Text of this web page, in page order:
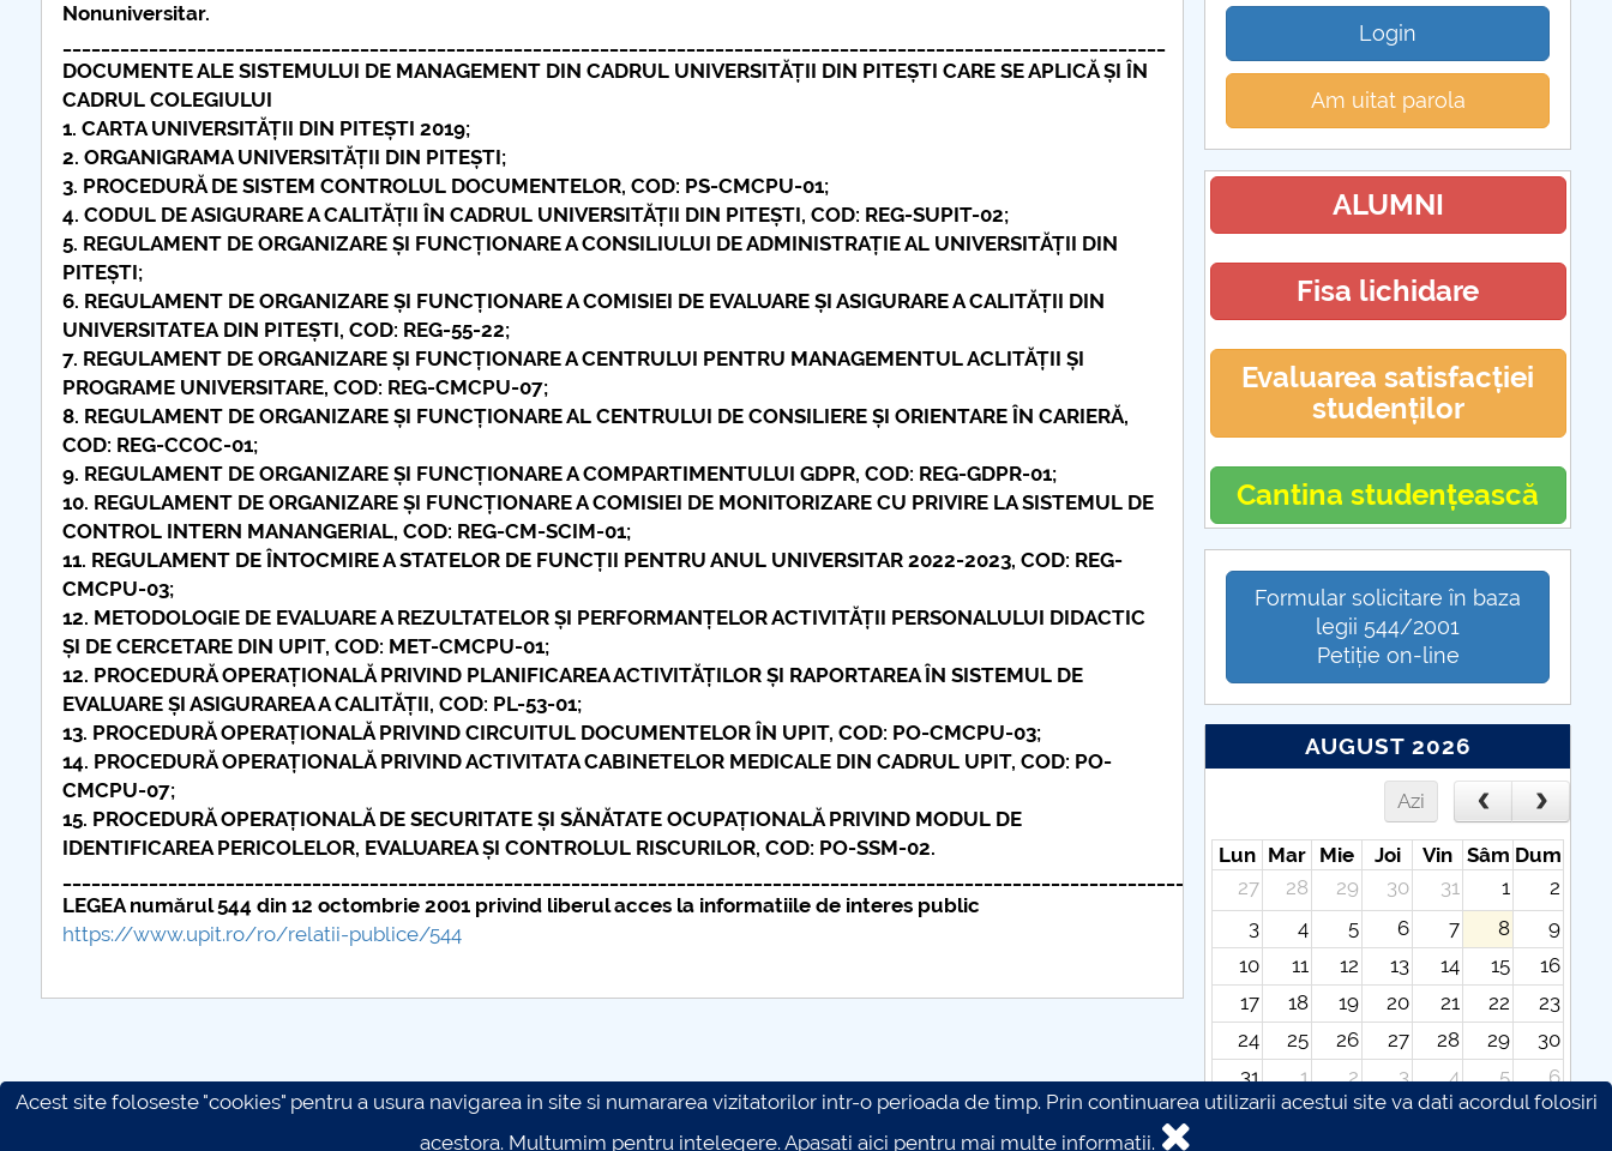
Nonuniversitar.
DOCUMENTE ALE SISTEMULUI DE MANAGEMENT DIN CADRUL UNIVERSITĂȚII DIN PITEȘTI CARE SE APLICĂ ȘI ÎN
CADRUL COLEGIULUI
1. CARTA UNIVERSITĂȚII DIN PITEȘTI 2019;
2. ORGANIGRAMA UNIVERSITĂȚII DIN PITEȘTI;
3. PROCEDURĂ DE SISTEM CONTROLUL DOCUMENTELOR, COD: PS-CMCPU-01;
4. CODUL DE ASIGURARE A CALITĂȚII ÎN CADRUL UNIVERSITĂȚII DIN PITEȘTI, COD: REG-SUPIT-02;
5. REGULAMENT DE ORGANIZARE ȘI FUNCȚIONARE A CONSILIULUI DE ADMINISTRAȚIE AL UNIVERSITĂȚII DIN
PITEȘTI;
6. REGULAMENT DE ORGANIZARE ȘI FUNCȚIONARE A COMISIEI DE EVALUARE ȘI ASIGURARE A CALITĂȚII DIN
UNIVERSITATEA DIN PITEȘTI, COD: REG-55-22;
7. REGULAMENT DE ORGANIZARE ȘI FUNCȚIONARE A CENTRULUI PENTRU MANAGEMENTUL ACLITĂȚII ȘI
PROGRAME UNIVERSITARE, COD: REG-CMCPU-07;
8. REGULAMENT DE ORGANIZARE ȘI FUNCȚIONARE AL CENTRULUI DE CONSILIERE ȘI ORIENTARE ÎN CARIERĂ,
COD: REG-CCOC-01;
9. REGULAMENT DE ORGANIZARE ȘI FUNCȚIONARE A COMPARTIMENTULUI GDPR, COD: REG-GDPR-01;
10. REGULAMENT DE ORGANIZARE ȘI FUNCȚIONARE A COMISIEI DE MONITORIZARE CU PRIVIRE LA SISTEMUL DE
CONTROL INTERN MANANGERIAL, COD: REG-CM-SCIM-01;
11. REGULAMENT DE ÎNTOCMIRE A STATELOR DE FUNCȚII PENTRU ANUL UNIVERSITAR 2022-2023, COD: REG-
CMCPU-03;
12. METODOLOGIE DE EVALUARE A REZULTATELOR ȘI PERFORMANȚELOR ACTIVITĂȚII PERSONALULUI DIDACTIC
ȘI DE CERCETARE DIN UPIT, COD: MET-CMCPU-01;
12. PROCEDURĂ OPERAȚIONALĂ PRIVIND PLANIFICAREA ACTIVITĂȚILOR ȘI RAPORTAREA ÎN SISTEMUL DE
EVALUARE ȘI ASIGURAREA A CALITĂȚII, COD: PL-53-01;
13. PROCEDURĂ OPERAȚIONALĂ PRIVIND CIRCUITUL DOCUMENTELOR ÎN UPIT, COD: PO-CMCPU-03;
14. PROCEDURĂ OPERAȚIONALĂ PRIVIND ACTIVITATA CABINETELOR MEDICALE DIN CADRUL UPIT, COD: PO-
CMCPU-07;
15. PROCEDURĂ OPERAȚIONALĂ DE SECURITATE ȘI SĂNĂTATE OCUPAȚIONALĂ PRIVIND MODUL DE
IDENTIFICAREA PERICOLELOR, EVALUAREA ȘI CONTROLUL RISCURILOR, COD: PO-SSM-02.
___________________________________________________________________________________________________________________________________________________________
LEGEA numărul 544 din 12 octombrie 2001 privind liberul acces la informatiile de interes public
https://www.upit.ro/ro/relatii-publice/544
Login
Am uitat parola
ALUMNI
Fisa lichidare
Evaluarea satisfacției
studenților
Cantina studențească
Formular solicitare în baza
legii 544/2001
Petiție on-line
AUGUST 2026
Azi
Lun Mar Mie Joi Vin Sâm Dum
27
28 29 30 31 1
2
3
4 5 6 7 8
9
10
11 12 13 14 15
16
17
18 19 20 21 22
23
24
25 26 27 28 29
30
31
1 2 3 4 5
6
Acest site foloseste "cookies" pentru a usura navigarea in site si numararea vizitatorilor intr-o perioada de timp. Prin continuarea utilizarii acestui site va dati acordul folosiri
acestora. Multumim pentru intelegere.Apasati aici pentru mai multe informatii.